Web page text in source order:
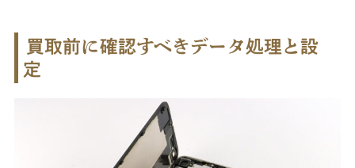
買取前に確認すべきデータ処理と設
定